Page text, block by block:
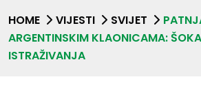
HOME VIJESTI SVIJET
ARGENTINSKIM KLAONICAMA:
ISTRAŽIVANJA